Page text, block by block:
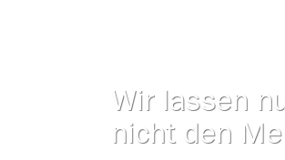
Wir lassen
nicht den